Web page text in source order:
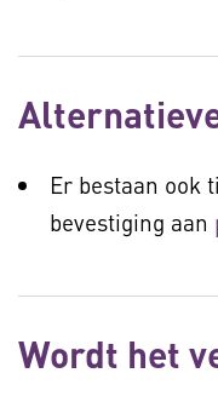
Er bestaan ook
bevestiging aan
Wordt het